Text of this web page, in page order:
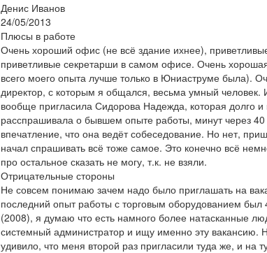
Денис Иванов
24/05/2013
Плюсы в работе
Очень хороший офис (не всё здание ихнее),
приветливые секретарши в самом офисе. Очень
всего моего опыта лучше только в Юниаструме была).
директор, с которым я общался, весьма умный человек.
вообще пригласила Сидорова Надежда, которая долго
расспрашивала о бывшем опыте работы, минут через
впечатление, что она ведёт собеседование. Но нет,
начал спрашивать всё тоже самое. Это конечно всё
про остальное сказать не могу, т.к. не взяли.
Отрицательные стороны
Не совсем понимаю зачем надо было приглашать на
последний опыт работы с торговым оборудованием был
(2008), я думаю что есть намного более натасканные
системный администратор и ищу именно эту вакансию.
удивило, что меня второй раз пригласили туда же, и на